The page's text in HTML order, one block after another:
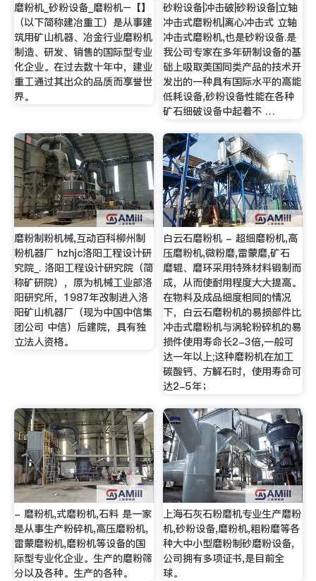
磨粉机_砂粉设备_磨粉机–【】
（以下简称建冶重工）是从事建
筑用矿山机器、冶金行业磨粉机
制造、研发、销售的国际型专业
化企业。在过去数十年中，建业
重工通过其出众的品质而享誉世
界。
砂粉设备|冲击破|砂粉设备|立轴
冲击式磨粉机|离心冲击式 立轴
冲击式磨粉机,也是砂粉设备.是
我公司专家在多年研制设备的基
础上吸取美国同类产品的技术开
发出的一种具有国际水平的高能
低耗设备,砂粉设备性能在各种
矿石细破设备中起着不 …
磨粉制粉机械,互动百科柳州制
粉机器厂 hzhjc洛阳工程设计研
究院_. 洛阳工程设计研究院（简
称矿研院），原为机械工业部洛
阳研究所，1987年改制进入洛
阳矿山机器厂（现为中国中信集
团公司 中信）后建院，具有独
立法人资格。
白云石磨粉机 - 超细磨粉机,高
压磨粉机,微粉磨,雷蒙磨,矿石
磨辊、磨环采用特殊材料锻制而
成，从而使耐用程度大大提高。
在物料及成品细度相同的情况
下，白云石磨粉机的易损部件比
冲击式磨粉机与涡轮粉碎机的易
损件使用寿命长2-3倍,一般可
达一年以上;这种磨粉机在加工
碳酸钙、方解石时，使用寿命可
达2-5年；
- 磨粉机,式磨粉机,石料 是一家
是从事生产粉碎机,高压磨粉机,
雷蒙磨粉机,磨粉机等设备的国
际型专业化企业。生产的磨粉筛
分以及各种。生产的各种。
上海石灰石粉磨机专业生产磨粉
机,砂粉设备,磨粉机,粗粉磨等各
种大中小型磨粉制砂磨粉设备,
公司拥有多项证书,是目前全
球。